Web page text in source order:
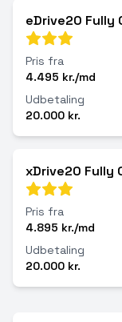
eDrive20 Fully
Pris fra
4.495 kr./md
Udbetaling
20.000 kr.
xDrive20 Fully
Pris fra
4.895 kr./md
Udbetaling
20.000 kr.